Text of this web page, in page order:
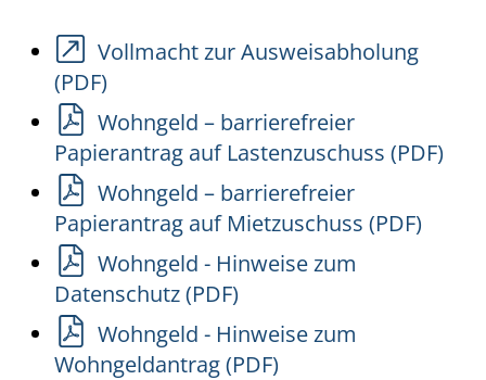
Vollmacht zur Ausweisabholung
(PDF)
Wohngeld – barrierefreier
Papierantrag auf Lastenzuschuss (PDF)
Wohngeld – barrierefreier
Papierantrag auf Mietzuschuss (PDF)
Wohngeld - Hinweise zum
Datenschutz (PDF)
Wohngeld - Hinweise zum
Wohngeldantrag (PDF)